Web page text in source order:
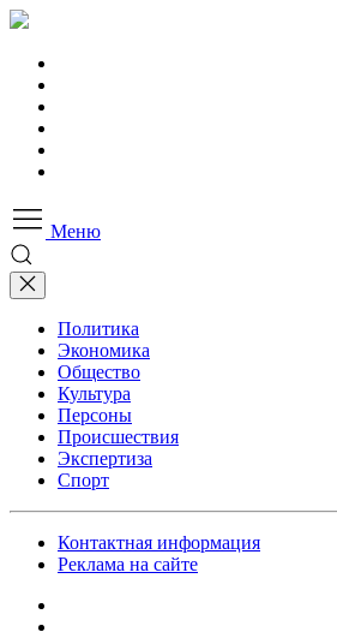
Меню
Политика
Экономика
Общество
Культура
Персоны
Происшествия
Экспертиза
Спорт
Контактная информация
Реклама на сайте